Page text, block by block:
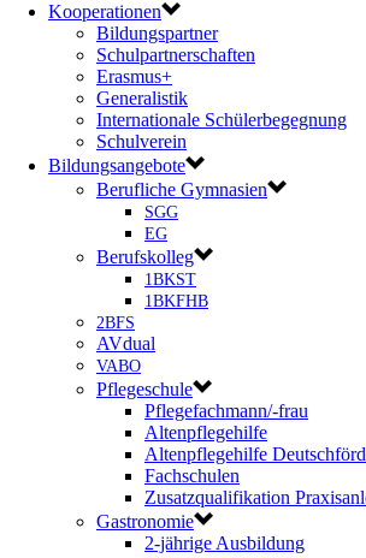
Kooperationen
Bildungspartner
Schulpartnerschaften
Erasmus+
Generalistik
Internationale Schülerbegegnung
Schulverein
Bildungsangebote
Berufliche Gymnasien
SGG
EG
Berufskolleg
1BKST
1BKFHB
2BFS
AVdual
VABO
Pflegeschule
Pflegefachmann/-frau
Altenpflegehilfe
Altenpflegehilfe
Fachschulen
Zusatzqualifikation
Gastronomie
2-jährige Ausbildung